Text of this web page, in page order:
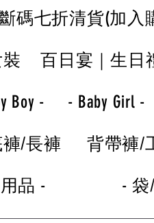
斷碼七折清貨(加入
百日宴｜生日
Boy - - Baby Girl -
/長褲 背帶褲/
品 - -